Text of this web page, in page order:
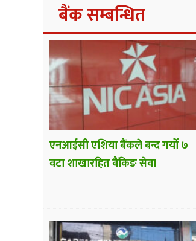
बैंक सम्बन्धित
एनआईसी एशिया बैंकले बन्द गर्यो ७
वटा शाखारहित बैंकिङ सेवा